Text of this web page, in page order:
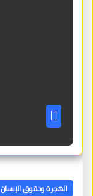
الهجرة وحقوق الإنسان